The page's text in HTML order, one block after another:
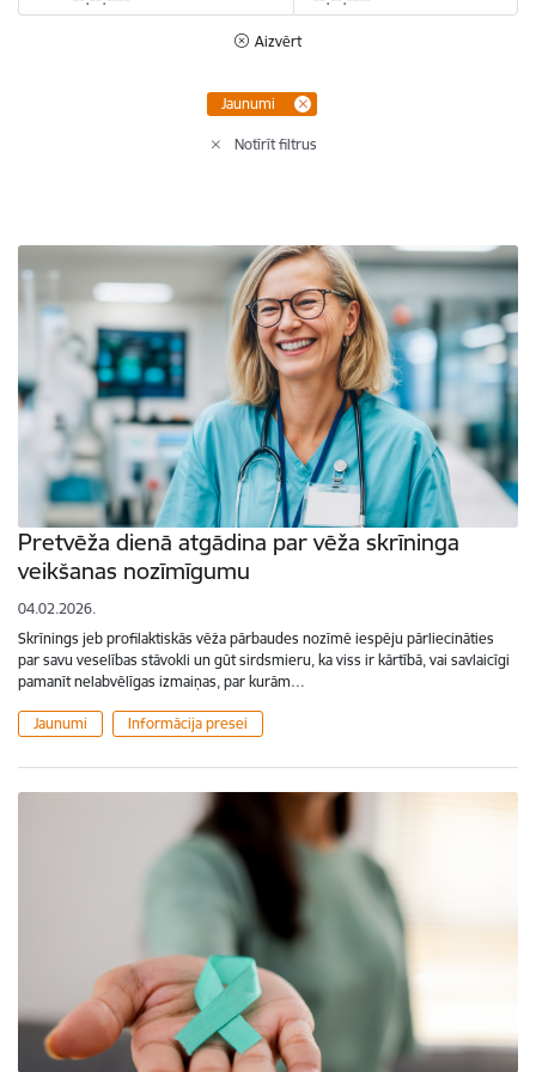
Aizvērt
Jaunumi
Notīrīt filtrus
Pretvēža dienā atgādina par vēža skrīninga
veikšanas nozīmīgumu
04.02.2026.
Skrīnings jeb profilaktiskās vēža pārbaudes nozīmē iespēju pārliecināties
par savu veselības stāvokli un gūt sirdsmieru, ka viss ir kārtībā, vai savlaicīgi
pamanīt nelabvēlīgas izmaiņas, par kurām…
Jaunumi Informācija presei